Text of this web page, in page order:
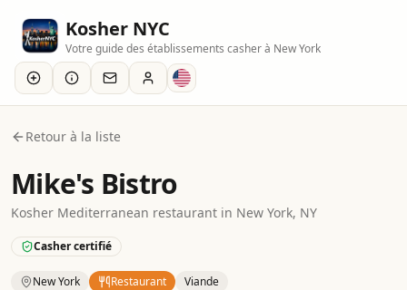
Kosher NYC
Votre guide des établissements casher à New York
Retour à la liste
Mike's Bistro
Kosher Mediterranean restaurant in New York, NY
Casher certifié
New York Restaurant
Viande